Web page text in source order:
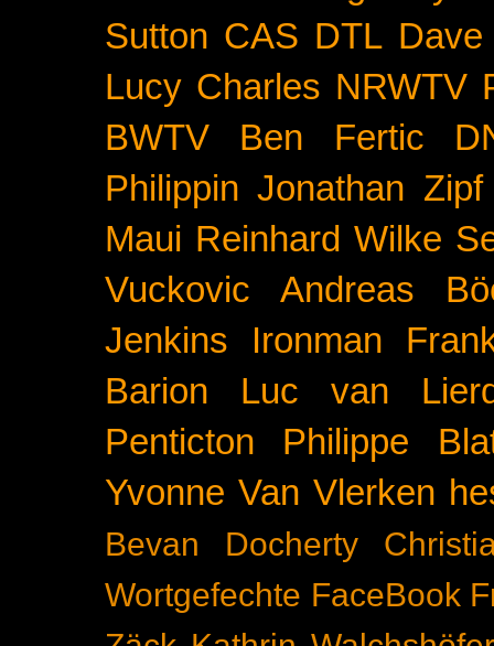
Sutton CAS DTL
Lucy Charles NRWTV
BWTV
Ben Fertic
Philippin Jonathan Zipf
Maui Reinhard Wilke
Vuckovic
Andreas
Jenkins
Ironman
Barion
Luc van
Penticton
Philippe
Yvonne Van Vlerken
Bevan Docherty
Wortgefechte FaceBook